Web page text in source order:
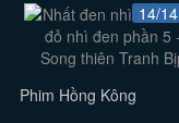
14/14
Phim Hồng Kông